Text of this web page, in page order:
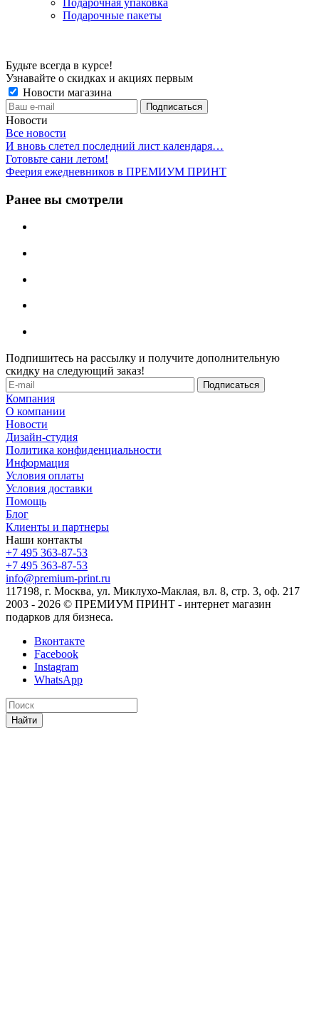
Подарочные пакеты
Будьте всегда в курсе!
Узнавайте о скидках и акциях первым
Новости магазина
Новости
Все новости
И вновь слетел последний лист календаря…
Готовьте сани летом!
Феерия ежедневников в ПРЕМИУМ ПРИНТ
Ранее вы смотрели
Подпишитесь на рассылку и получите дополнительную
скидку на следующий заказ!
Компания
О компании
Новости
Дизайн-студия
Политика конфиденциальности
Информация
Условия оплаты
Условия доставки
Помощь
Блог
Клиенты и партнеры
Наши контакты
+7 495 363-87-53
+7 495 363-87-53
info@premium-print.ru
117198, г. Москва, ул. Миклухо-Маклая, вл. 8, стр. 3, оф. 217
2003 - 2026 © ПРЕМИУМ ПРИНТ - интернет магазин
подарков для бизнеса.
Вконтакте
Facebook
Instagram
WhatsApp
Найти